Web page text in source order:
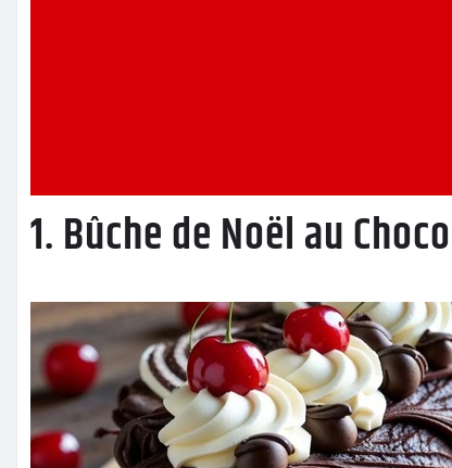
1. Bûche de Noël au